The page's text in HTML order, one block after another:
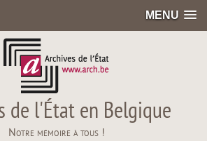
MENU
de l'État en Belgique
Notre mémoire à tous !